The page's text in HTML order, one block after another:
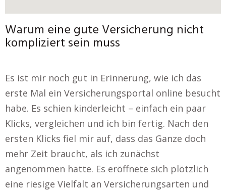
Warum eine gute Versicherung nicht
kompliziert sein muss
Es ist mir noch gut in Erinnerung, wie ich das
erste Mal ein Versicherungsportal online besucht
habe. Es schien kinderleicht – einfach ein paar
Klicks, vergleichen und ich bin fertig. Nach den
ersten Klicks fiel mir auf, dass das Ganze doch
mehr Zeit braucht, als ich zunächst
angenommen hatte. Es eröffnete sich plötzlich
eine riesige Vielfalt an Versicherungsarten und